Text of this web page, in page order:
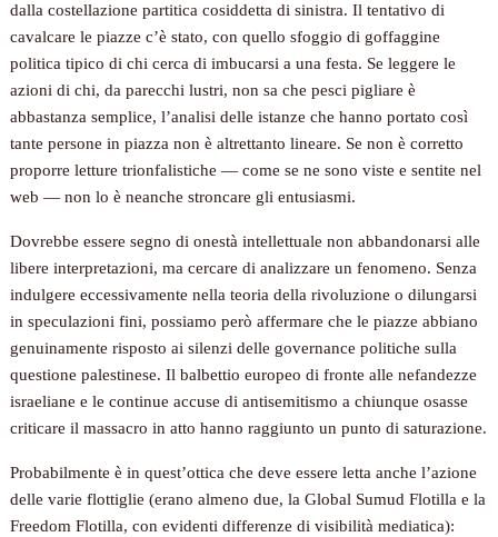
dalla costellazione partitica cosiddetta di sinistra. Il tentativo di
cavalcare le piazze c’è stato, con quello sfoggio di goffaggine
politica tipico di chi cerca di imbucarsi a una festa. Se leggere le
azioni di chi, da parecchi lustri, non sa che pesci pigliare è
abbastanza semplice, l’analisi delle istanze che hanno portato così
tante persone in piazza non è altrettanto lineare. Se non è corretto
proporre letture trionfalistiche — come se ne sono viste e sentite nel
web — non lo è neanche stroncare gli entusiasmi.
Dovrebbe essere segno di onestà intellettuale non abbandonarsi alle
libere interpretazioni, ma cercare di analizzare un fenomeno. Senza
indulgere eccessivamente nella teoria della rivoluzione o dilungarsi
in speculazioni fini, possiamo però affermare che le piazze abbiano
genuinamente risposto ai silenzi delle governance politiche sulla
questione palestinese. Il balbettio europeo di fronte alle nefandezze
israeliane e le continue accuse di antisemitismo a chiunque osasse
criticare il massacro in atto hanno raggiunto un punto di saturazione.
Probabilmente è in quest’ottica che deve essere letta anche l’azione
delle varie flottiglie (erano almeno due, la Global Sumud Flotilla e la
Freedom Flotilla, con evidenti differenze di visibilità mediatica):